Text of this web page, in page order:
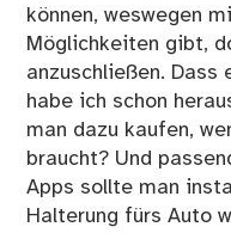
können, weswegen
Möglichkeiten gibt,
anzuschließen.
habe ich schon
man dazu kaufen,
braucht? Und
Apps sollte man
Halterung fürs Auto